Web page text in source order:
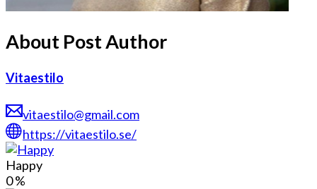
About Post Author
Vitaestilo
vitaestilo@gmail.com
https://vitaestilo.se/
Happy
0%